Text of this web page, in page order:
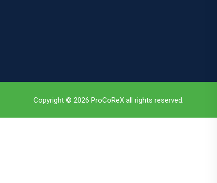
Copyright © 2026 ProCoReX all rights reserved.